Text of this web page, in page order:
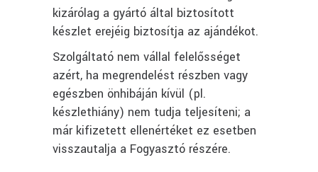
kizárólag a gyártó által biztosított
készlet erejéig biztosítja az ajándékot.
Szolgáltató nem vállal felelősséget
azért, ha megrendelést részben vagy
egészben önhibáján kívül (pl.
készlethiány) nem tudja teljesíteni; a
már kifizetett ellenértéket ez esetben
visszautalja a Fogyasztó részére.